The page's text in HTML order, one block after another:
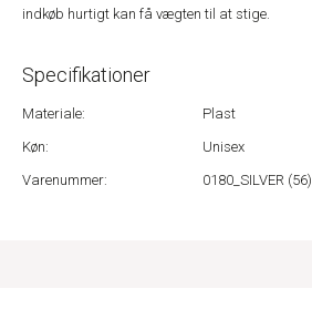
indkøb hurtigt kan få vægten til at stige.
Specifikationer
Materiale:
Plast
Køn:
Unisex
Varenummer:
0180_SILVER (56)